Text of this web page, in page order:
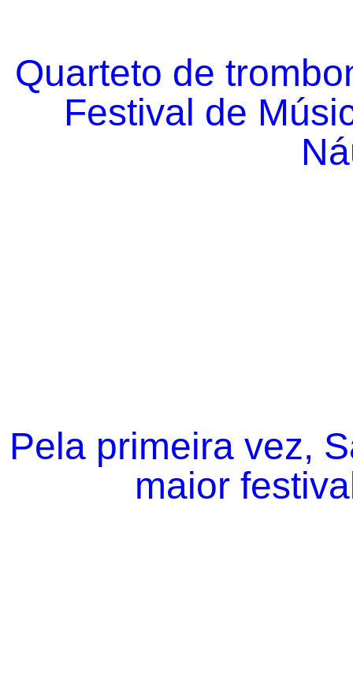
Quarteto de
Festival de
Pela primeira vez,
maior